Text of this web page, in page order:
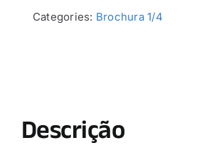
Categories: Brochura 1/4
Descrição